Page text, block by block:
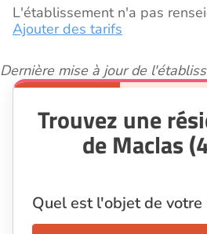
L'établissement n'a pas
Ajouter des tarifs
Dernière mise à jour de
Trouvez une
de Maclas
Quel est l'objet de votre